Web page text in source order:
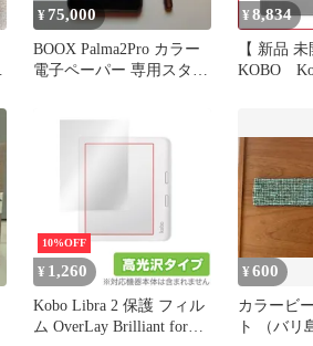
¥ 75,000
BOOX Palma2Pro カラー
電子ペーパー 専用スタイ
¥ 8,834
【 新品 未
KOBO
10%OFF
¥ 1,260
Kobo Libra 2 保護 フィル
ム OverLay Brilliant for
¥600
カラービ
ト （バリ